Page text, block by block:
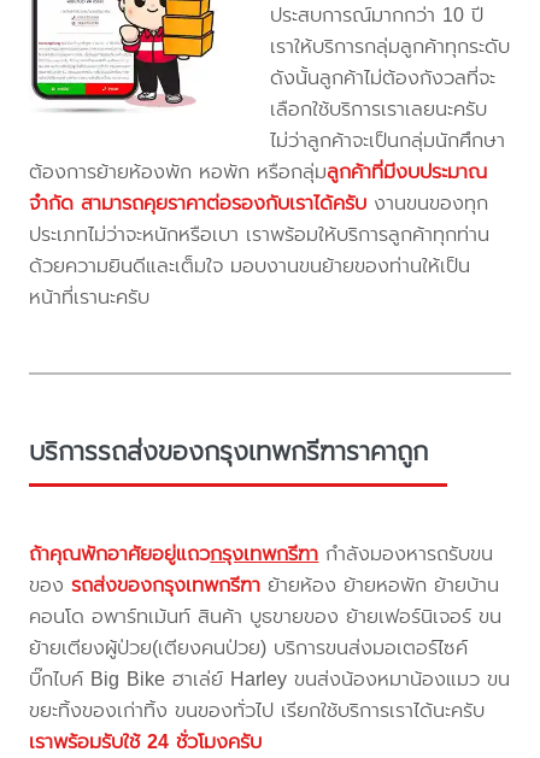
ประสบการณ์มากกว่า 10 ปี
เราให้บริการกลุ่มลูกค้าทุกระดับ
ดังนั้นลูกค้าไม่ต้องกังวลที่จะ
เลือกใช้บริการเราเลยนะครับ
ไม่ว่าลูกค้าจะเป็นกลุ่มนักศึกษา
ต้องการย้ายห้องพัก หอพัก หรือกลุ่มลูกค้าที่มีงบประมาณ
จำกัด สามารถคุยราคาต่อรองกับเราได้ครับ งานขนของทุก
ประเภทไม่ว่าจะหนักหรือเบา เราพร้อมให้บริการลูกค้าทุกท่าน
ด้วยความยินดีและเต็มใจ มอบงานขนย้ายของท่านให้เป็น
หน้าที่เรานะครับ
บริการรถส่งของกรุงเทพกรีฑาราคาถูก
ถ้าคุณพักอาศัยอยู่แถวกรุงเทพกรีฑา กำลังมองหารถรับขน
ของรถส่งของกรุงเทพกรีฑา ย้ายห้อง ย้ายหอพัก ย้ายบ้าน
คอนโด อพาร์ทเม้นท์ สินค้า บูธขายของ ย้ายเฟอร์นิเจอร์ ขน
ย้ายเตียงผู้ป่วย(เตียงคนป่วย) บริการขนส่งมอเตอร์ไซค์
บิ๊กไบค์ Big Bike ฮาเล่ย์ Harley ขนส่งน้องหมาน้องแมว ขน
ขยะทิ้งของเก่าทิ้ง ขนของทั่วไป เรียกใช้บริการเราได้นะครับ
เราพร้อมรับใช้ 24 ชั่วโมงครับ